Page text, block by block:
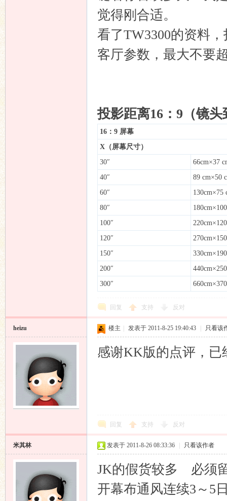
觉得刚合适。
看了TW3300的资料
客厅参数，最大不要
投影距离16：9（镜
16： 9 屏幕
X（屏幕尺寸）
30″
66cm×37
40″
89 cm×50
60″
130cm×75
80″
100″
120″
150″
200″
300″
回复 支持 反对
heizu 楼主 发表于 2011-8-25 19:40:43 只看该
感谢KK版的点评，已
回复 支持 反对
米其林 发表于 2011-8-26 08:33:36 只看该作者
JK的假货较多 必须
开幕布通风连续3～